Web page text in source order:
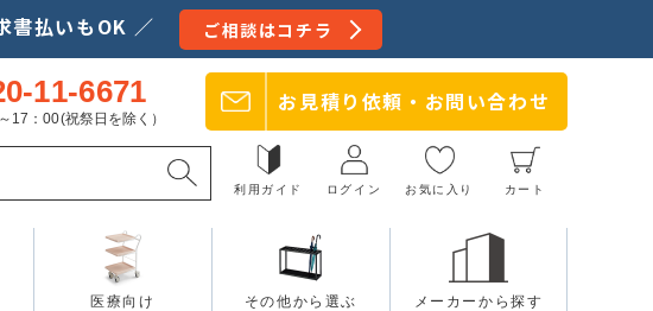
書払いもOK ／ ご相談はコチラ
11-6671
17：00(祝祭日を除く）
お見積り依頼・ お問い合わせ
利用ガイド ログイン お気に入り カート
医療向け その他から選ぶ メーカーから探す